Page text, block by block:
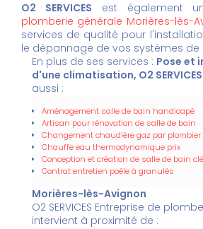
O2 SERVICES est également
plomberie générale Morières-lès-
services de qualité pour
le dépannage de vos systèmes de
En plus de ses services : Pose et
d'une climatisation, O2 SERVICES
aussi :
Aménagement salle de bain handicapé
Artisan pour rénovation de salle de bain
Changement chaudière gaz par
Chauffe eau thermodynamique prix
Conception et création de salle de bain
Contrat entretien poêle à granulés
Morières-lès-Avignon
O2 SERVICES Entreprise de
intervient à proximité de :